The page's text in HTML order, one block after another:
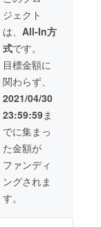
ジェクト
は、 All-In方
式です。
目標金額に
関わらず、
2021/04/30
23:59:59ま
でに集まっ
た金額が
ファンディ
ングされま
す。